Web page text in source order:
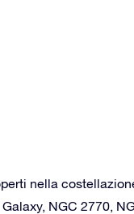
nella
NGC 2770,